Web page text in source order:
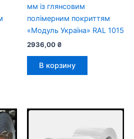
мм із глянсовим
полімерним покриттям
«Модуль Україна» RAL 1015
2936,00 ₴
В корзину